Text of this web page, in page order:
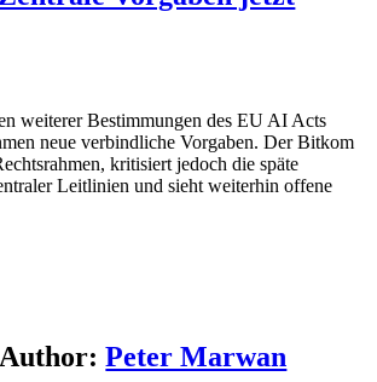
weiterer Bestimmungen des EU AI Acts
neue verbindliche Vorgaben. Der Bitkom
kritisiert jedoch die späte
Leitlinien und sieht weiterhin offene
Author:Peter Marwan